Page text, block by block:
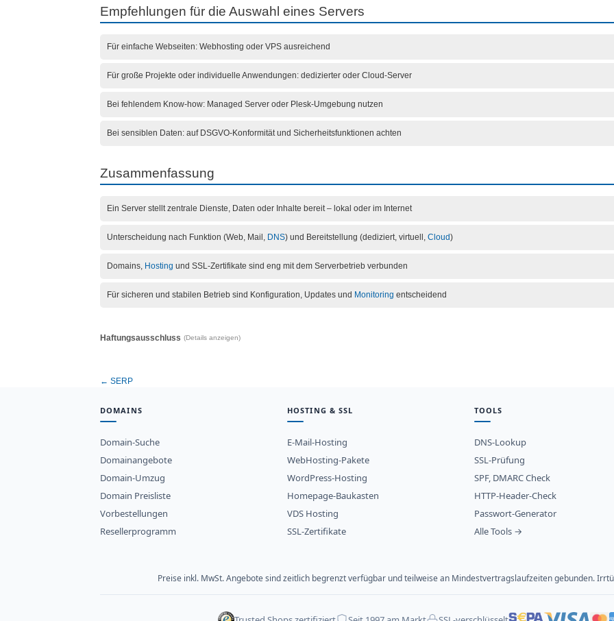
Empfehlungen für die Auswahl eines Servers
Für einfache Webseiten: Webhosting oder VPS ausreichend
Für große Projekte oder individuelle Anwendungen: dedizierter oder Cloud-Server
Bei fehlendem Know-how: Managed Server oder Plesk-Umgebung nutzen
Bei sensiblen Daten: auf DSGVO-Konformität und Sicherheitsfunktionen achten
Zusammenfassung
Ein Server stellt zentrale Dienste, Daten oder Inhalte bereit – lokal oder im Internet
Unterscheidung nach Funktion (Web, Mail, DNS) und Bereitstellung (dediziert, virtuell, Cloud)
Domains, Hosting und SSL-Zertifikate sind eng mit dem Serverbetrieb verbunden
Für sicheren und stabilen Betrieb sind Konfiguration, Updates und Monitoring entscheidend
Haftungsausschluss (Details anzeigen)
← SERP
DOMAINS
Domain-Suche
Domainangebote
Domain-Umzug
Domain Preisliste
Vorbestellungen
Resellerprogramm
HOSTING & SSL
E-Mail-Hosting
WebHosting-Pakete
WordPress-Hosting
Homepage-Baukasten
VDS Hosting
SSL-Zertifikate
TOOLS
DNS-Lookup
SSL-Prüfung
SPF, DMARC Check
HTTP-Header-Check
Passwort-Generator
Alle Tools →
Preise inkl. MwSt. Angebote sind zeitlich begrenzt verfügbar und teilweise an Mindestvertragslaufzeiten gebunden.